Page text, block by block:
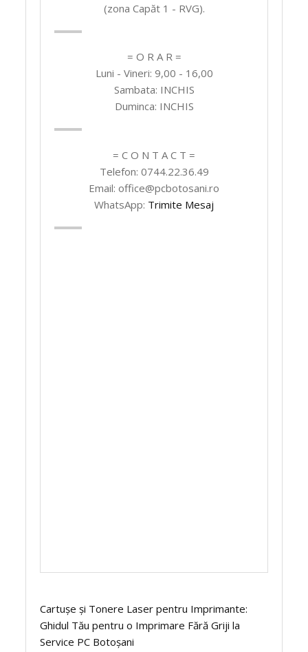
(zona Capăt 1 - RVG).
= O R A R =
Luni - Vineri: 9,00 - 16,00
Sambata: INCHIS
Duminca: INCHIS
= C O N T A C T =
Telefon: 0744.22.36.49
Email: office@pcbotosani.ro
WhatsApp: Trimite Mesaj
Cartușe și Tonere Laser pentru Imprimante:
Ghidul Tău pentru o Imprimare Fără Griji la
Service PC Botoșani